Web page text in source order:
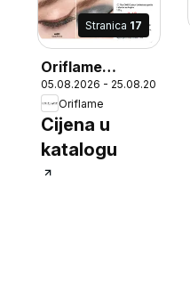
Stranica 17
Oriflame
Katalog
05.08.2026 - 25.08.2026
Oriflame
Cijena u
katalogu